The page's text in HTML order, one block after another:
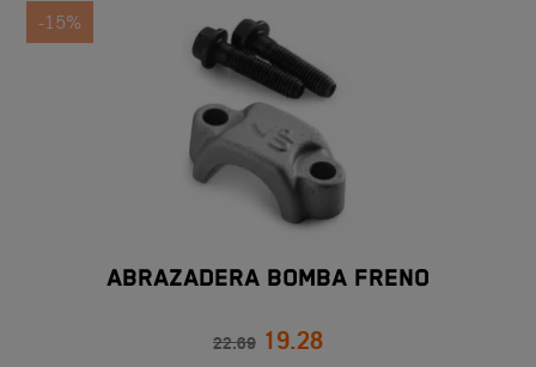
-15%
ABRAZADERA BOMBA FRENO
22.69 19.28